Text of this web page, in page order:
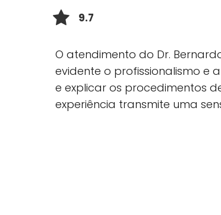
9.7
O atendimento do Dr.
evidente o profissionalismo
e explicar os procedimentos
experiência transmite uma